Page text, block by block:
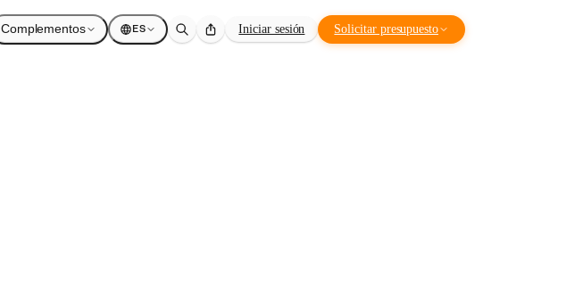
Complementos ES Iniciar sesión Solicitar presupuesto